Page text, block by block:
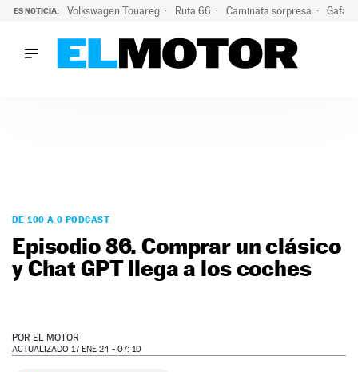
ES NOTICIA: Volkswagen Touareg Ruta 66 Caminata sorpresa Gafas
PODCAST
MOTOS
TECNOLOGÍA
SUPERCOCHES
SERVICIOS
DE 100 A 0 PODCAST
Episodio 86. Comprar un clásico
y Chat GPT llega a los coches
POR EL MOTOR
ACTUALIZADO 17 ENE 24 - 07: 10